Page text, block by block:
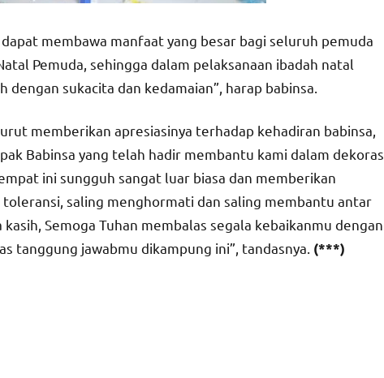
membawa manfaat yang besar bagi seluruh pemuda
Pemuda, sehingga dalam pelaksanaan ibadah natal
sukacita dan kedamaian”, harap babinsa.
memberikan apresiasinya terhadap kehadiran babinsa,
Babinsa yang telah hadir membantu kami dalam
ini sungguh sangat luar biasa dan memberikan
saling menghormati dan saling membantu antar
Semoga Tuhan membalas segala kebaikanmu dengan
tanggung jawabmu dikampung ini”, tandasnya. (***)